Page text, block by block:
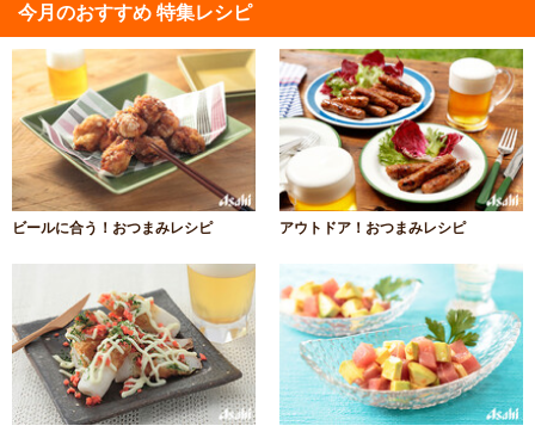
今月のおすすめ 特集レシピ
ビールに合う！おつまみレシピ アウトドア！おつまみレシピ